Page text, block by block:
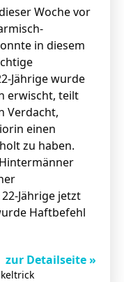
Woche vor
in diesem
Jährige wurde
erwischt, teilt
Verdacht,
einen
zu haben.
Jährige jetzt
Haftbefehl
zur Detailseite »